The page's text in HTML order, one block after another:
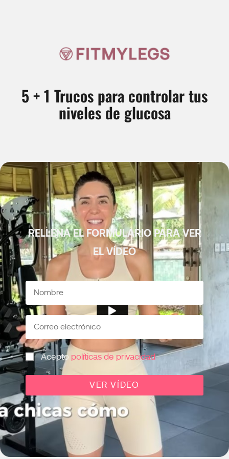
5 + 1 Trucos para controlar tus
niveles de glucosa
RELLENA EL FORMULARIO PARA VER
EL VÍDEO
Acepto políticas de privacidad
VER VÍDEO